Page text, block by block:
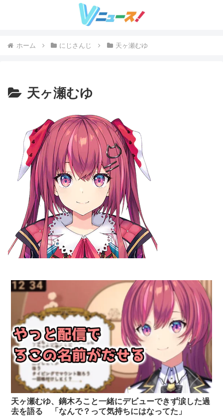
ホーム にじさんじ 天ヶ瀬むゆ
天ヶ瀬むゆ
天ヶ瀬むゆ、鏑木ろこと一緒にデビューできず涙した過
去を語る 「なんで？って気持ちにはなってた」